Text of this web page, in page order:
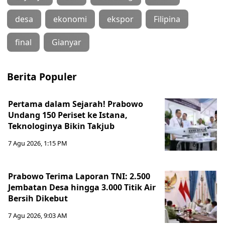
desa ekonomi ekspor Filipina
final Gianyar
Berita Populer
Pertama dalam Sejarah! Prabowo
Undang 150 Periset ke Istana,
Teknologinya Bikin Takjub
7 Agu 2026, 1:15 PM
Prabowo Terima Laporan TNI: 2.500
Jembatan Desa hingga 3.000 Titik Air
Bersih Dikebut
7 Agu 2026, 9:03 AM